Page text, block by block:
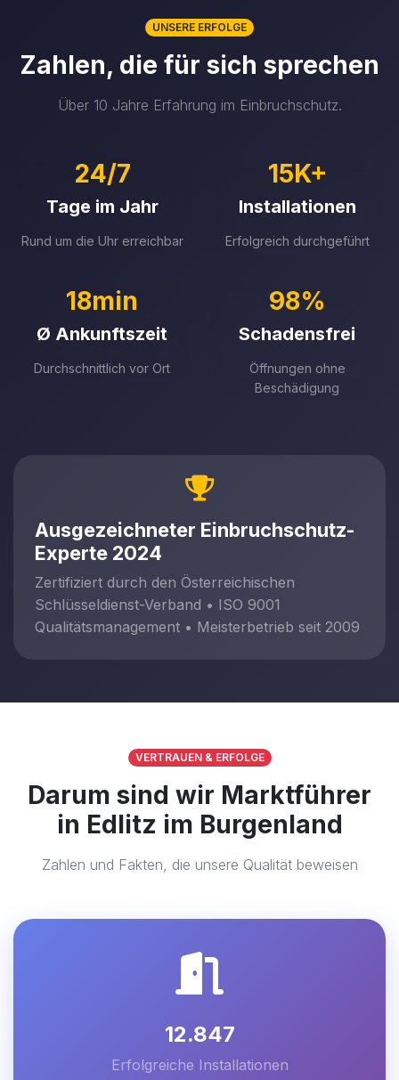
UNSERE ERFOLGE
Zahlen, die für sich sprechen
Über 10 Jahre Erfahrung im Einbruchschutz.
24/7
Tage im Jahr
Rund um die Uhr erreichbar
15K+
Installationen
Erfolgreich durchgeführt
18min
Ø Ankunftszeit
Durchschnittlich vor Ort
98%
Schadensfrei
Öffnungen ohne
Beschädigung
Ausgezeichneter Einbruchschutz-
Experte 2024
Zertifiziert durch den Österreichischen
Schlüsseldienst-Verband • ISO 9001
Qualitätsmanagement • Meisterbetrieb seit 2009
VERTRAUEN & ERFOLGE
Darum sind wir Marktführer
in Edlitz im Burgenland
Zahlen und Fakten, die unsere Qualität beweisen
12.847
Erfolgreiche Installationen